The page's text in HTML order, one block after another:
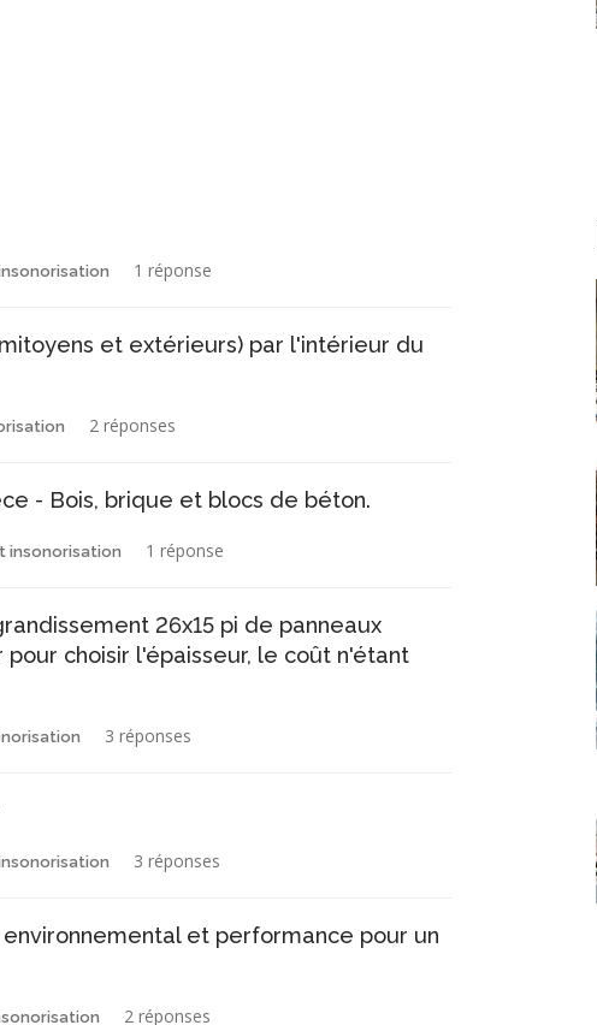
1 réponse
et extérieurs) par l'intérieur du
2 réponses
- Bois, brique et blocs de béton.
insonorisation 1 réponse
26x15 pi de panneaux
choisir l'épaisseur, le coût n'étant
3 réponses
3 réponses
et performance pour un
2 réponses